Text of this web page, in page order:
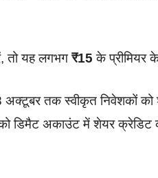
तो यह लगभग ₹15 के प्रीमियर के
तक स्वीकृत निवेशकों को
डिमैट अकाउंट में शेयर